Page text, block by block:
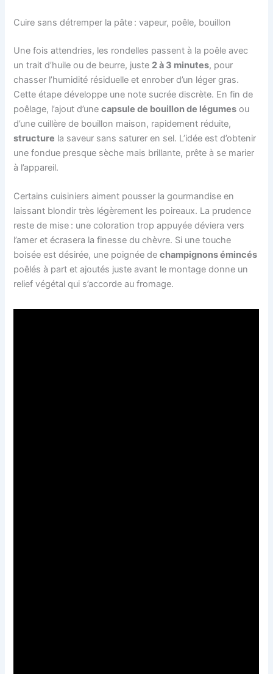
Cuire sans détremper la pâte : vapeur, poêle, bouillon
Une fois attendries, les rondelles passent à la poêle avec
un trait d’huile ou de beurre, juste 2 à 3 minutes, pour
chasser l’humidité résiduelle et enrober d’un léger gras.
Cette étape développe une note sucrée discrète. En fin de
poêlage, l’ajout d’unecapsule de bouillon de légumes ou
d’une cuillère de bouillon maison, rapidement réduite,
structure la saveur sans saturer en sel. L’idée est d’obtenir
une fondue presque sèche mais brillante, prête à se marier
à l’appareil.
Certains cuisiniers aiment pousser la gourmandise en
laissant blondir très légèrement les poireaux. La prudence
reste de mise : une coloration trop appuyée déviera vers
l’amer et écrasera la finesse du chèvre. Si une touche
boisée est désirée, une poignée dechampignons émincés
poêlés à part et ajoutés juste avant le montage donne un
relief végétal qui s’accorde au fromage.